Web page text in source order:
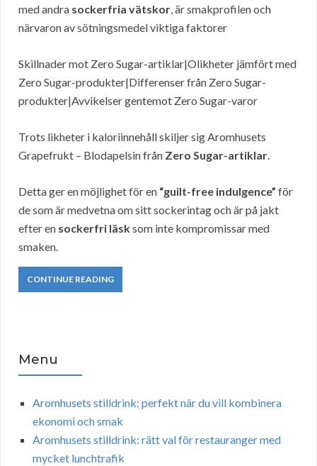
med andra sockerfria vätskor, är smakprofilen och
närvaron av sötningsmedel viktiga faktorer
Skillnader mot Zero Sugar-artiklar|Olikheter jämfört med
Zero Sugar-produkter|Differenser från Zero Sugar-
produkter|Avvikelser gentemot Zero Sugar-varor
Trots likheter i kaloriinnehåll skiljer sig Aromhusets
Grapefrukt – Blodapelsin från Zero Sugar-artiklar.
Detta ger en möjlighet för en “guilt-free indulgence” för
de som är medvetna om sitt sockerintag och är på jakt
efter en sockerfri läsksom inte kompromissar med
smaken.
CONTINUE READING
Menu
Aromhusets stilldrink: perfekt när du vill kombinera
ekonomi och smak
Aromhusets stilldrink: rätt val för restauranger med
mycket lunchtrafik